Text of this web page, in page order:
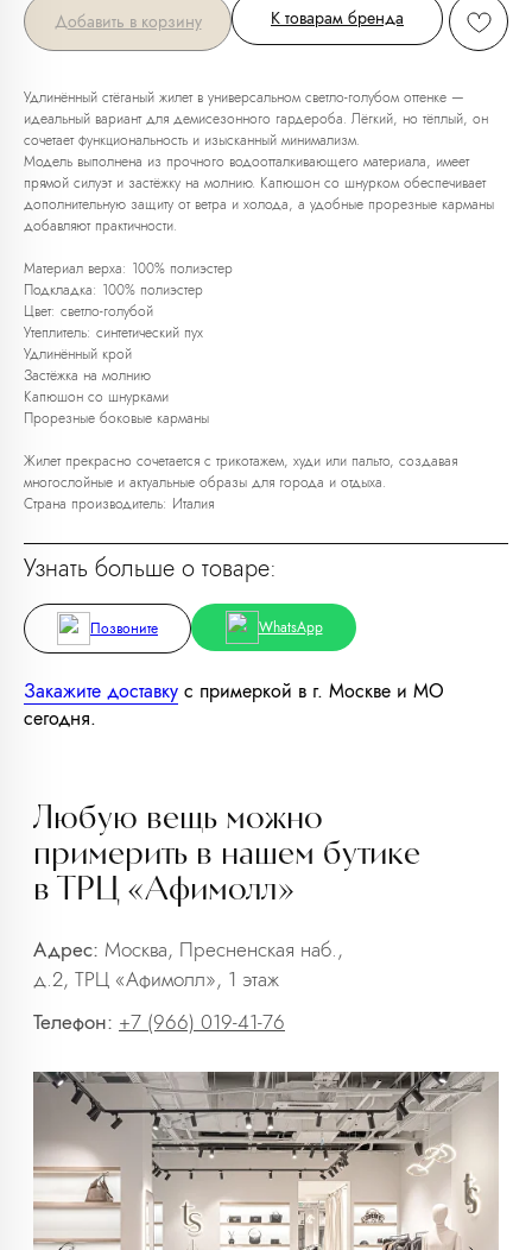
Добавить в корзину К товарам бренда
Удлинённый стёганый жилет в универсальном светло-голубом оттенке —
идеальный вариант для демисезонного гардероба. Лёгкий, но тёплый, он
сочетает функциональность и изысканный минимализм.
Модель выполнена из прочного водоотталкивающего материала, имеет
прямой силуэт и застёжку на молнию. Капюшон со шнурком обеспечивает
дополнительную защиту от ветра и холода, а удобные прорезные карманы
добавляют практичности.
Материал верха: 100% полиэстер
Подкладка: 100% полиэстер
Цвет: светло-голубой
Утеплитель: синтетический пух
Удлинённый крой
Застёжка на молнию
Капюшон со шнурками
Прорезные боковые карманы
Жилет прекрасно сочетается с трикотажем, худи или пальто, создавая
многослойные и актуальные образы для города и отдыха.
Страна производитель: Италия
Узнать больше о товаре:
Позвоните WhatsApp
Закажите доставку с примеркой в г. Москве и МО
сегодня.
Любую вещь можно
примерить в нашем бутике
в ТРЦ «Афимолл»
Адрес:Москва, Пресненская наб.,
Телефон: +7 (966) 019-41-76
О нас
+7 (966) 019-41-76
info@trendsettica.ru